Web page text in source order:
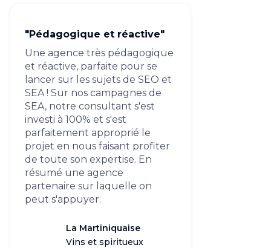
"Pédagogique et réactive"
Une agence très pédagogique
et réactive, parfaite pour se
lancer sur les sujets de SEO et
SEA ! Sur nos campagnes de
SEA, notre consultant s'est
investi à 100% et s'est
parfaitement approprié le
projet en nous faisant profiter
de toute son expertise. En
résumé une agence
partenaire sur laquelle on
peut s'appuyer.
La Martiniquaise
Vins et spiritueux